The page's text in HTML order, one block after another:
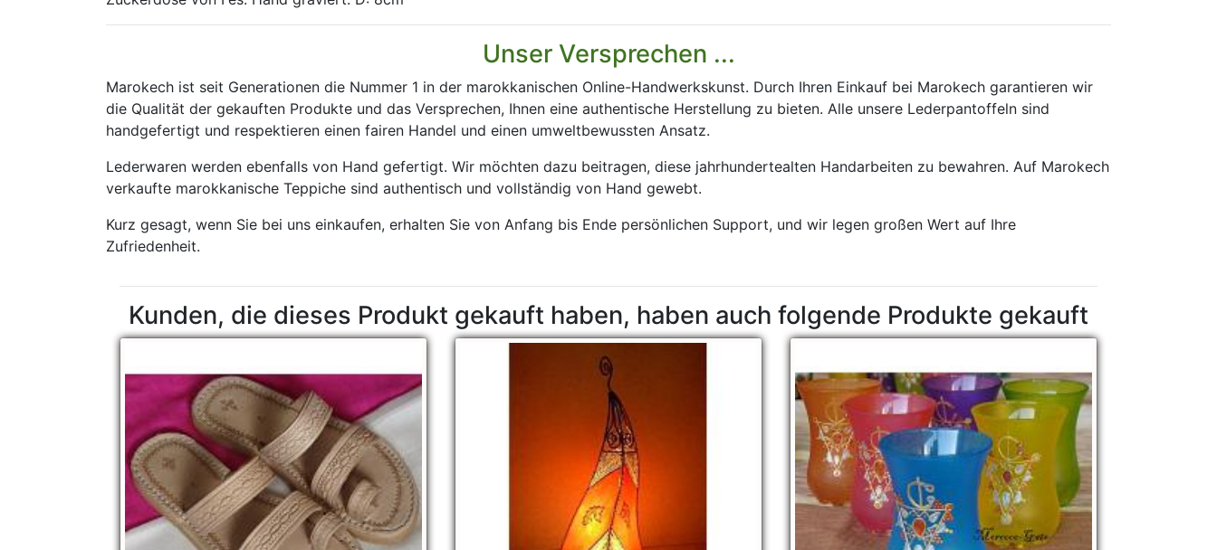
Unser Versprechen ...
Marokech ist seit Generationen die Nummer 1 in der marokkanischen Online-Handwerkskunst. Durch Ihren Einkauf bei Marokech garantieren wir
die Qualität der gekauften Produkte und das Versprechen, Ihnen eine authentische Herstellung zu bieten. Alle unsere Lederpantoffeln sind
handgefertigt und respektieren einen fairen Handel und einen umweltbewussten Ansatz.
Lederwaren werden ebenfalls von Hand gefertigt. Wir möchten dazu beitragen, diese jahrhundertealten Handarbeiten zu bewahren. Auf Marokech
verkaufte marokkanische Teppiche sind authentisch und vollständig von Hand gewebt.
Kurz gesagt, wenn Sie bei uns einkaufen, erhalten Sie von Anfang bis Ende persönlichen Support, und wir legen großen Wert auf Ihre
Zufriedenheit.
Kunden, die dieses Produkt gekauft haben, haben auch folgende Produkte gekauft